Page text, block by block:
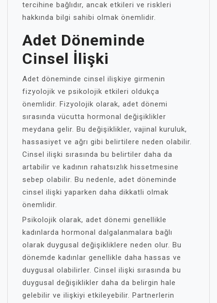
tercihine bağlıdır, ancak etkileri ve riskleri
hakkında bilgi sahibi olmak önemlidir.
Adet Döneminde
Cinsel İlişki
Adet döneminde cinsel ilişkiye girmenin
fizyolojik ve psikolojik etkileri oldukça
önemlidir. Fizyolojik olarak, adet dönemi
sırasında vücutta hormonal değişiklikler
meydana gelir. Bu değişiklikler, vajinal kuruluk,
hassasiyet ve ağrı gibi belirtilere neden olabilir.
Cinsel ilişki sırasında bu belirtiler daha da
artabilir ve kadının rahatsızlık hissetmesine
sebep olabilir. Bu nedenle, adet döneminde
cinsel ilişki yaparken daha dikkatli olmak
önemlidir.
Psikolojik olarak, adet dönemi genellikle
kadınlarda hormonal dalgalanmalara bağlı
olarak duygusal değişikliklere neden olur. Bu
dönemde kadınlar genellikle daha hassas ve
duygusal olabilirler. Cinsel ilişki sırasında bu
duygusal değişiklikler daha da belirgin hale
gelebilir ve ilişkiyi etkileyebilir. Partnerlerin